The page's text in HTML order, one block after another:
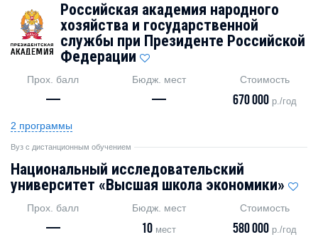
Российская академия народного
хозяйства и государственной
службы при Президенте Российской
Федерации
Прох. балл
—
Бюдж. мест
—
Стоимость
670 000 р./год
2 программы
Вуз с дистанционным обучением
Национальный исследовательский
университет «Высшая школа экономики»
Прох. балл
—
Бюдж. мест
10 мест
Стоимость
580 000 р./год